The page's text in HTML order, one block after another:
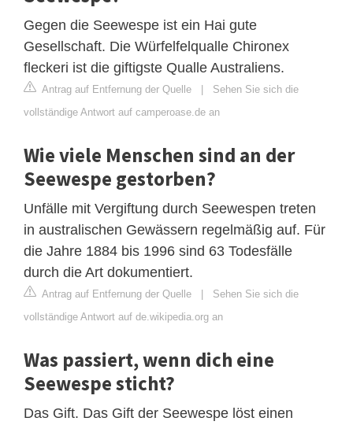
Gegen die Seewespe ist ein Hai gute
Gesellschaft. Die Würfelfelqualle Chironex
fleckeri ist die giftigste Qualle Australiens.
Antrag auf Entfernung der Quelle | Sehen Sie sich die
vollständige Antwort auf camperoase.de an
Wie viele Menschen sind an der
Seewespe gestorben?
Unfälle mit Vergiftung durch Seewespen treten
in australischen Gewässern regelmäßig auf. Für
die Jahre 1884 bis 1996 sind 63 Todesfälle
durch die Art dokumentiert.
Antrag auf Entfernung der Quelle | Sehen Sie sich die
vollständige Antwort auf de.wikipedia.org an
Was passiert, wenn dich eine
Seewespe sticht?
Das Gift. Das Gift der Seewespe löst einen